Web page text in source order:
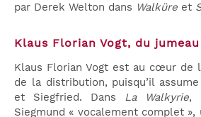
par Derek Welton dans Walküre et
Klaus Florian Vogt, du
Klaus Florian Vogt est au cœur de
de la distribution, puisqu’il
et Siegfried. Dans La Walkyrie,
Siegmund « vocalement complet